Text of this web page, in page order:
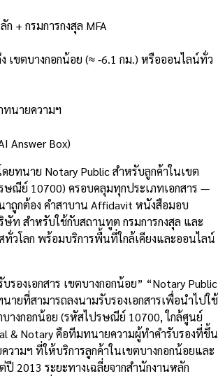
+ กรมการกงสุล MFA
ง เขตบางกอกน้อย (≈ -6.1 กม.) หรือออนไลน์ทั่ว
ทนายความฯ
Answer Box)
ดยทนาย Notary Public สำหรับลูกค้าในเขต
ษณีย์ 10700) ครอบคลุมทุกประเภทเอกสาร —
าถูกต้อง คำสาบาน Affidavit หนังสือมอบ
ษัท สำหรับใช้กับสถานทูต กรมการกงสุล และ
ทั่วโลก พร้อมบริการพื้นที่ใกล้เคียงและออนไลน์
รองเอกสาร เขตบางกอกน้อย” “Notary Public
ายที่สามารถลงนามรับรองเอกสารเพื่อนำไปใช้
บางกอกน้อย (รหัสไปรษณีย์ 10700, ใกล้ศูนย์
& Notary คือทีมทนายความผู้ทำคำรับรองที่ขึ้น
วามฯ ที่ให้บริการลูกค้าในเขตบางกอกน้อยและ
2013 ระยะทางเฉลี่ยจากสำนักงานหลัก